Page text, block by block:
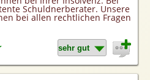
Schuldnerberater. Unsere
bei allen rechtlichen Fragen